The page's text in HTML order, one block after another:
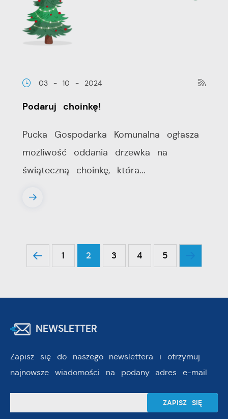
03 - 10 - 2024
Podaruj choinkę!
Pucka Gospodarka Komunalna ogłasza
możliwość oddania drzewka na
świąteczną choinkę, która...
1 2 3 4 5
NEWSLETTER
Zapisz się do naszego newslettera i otrzymuj
najnowsze wiadomości na podany adres e-mail